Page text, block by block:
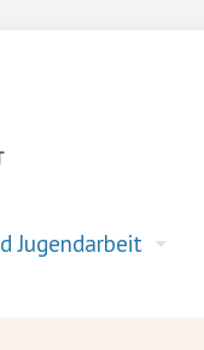
Jugendarbeit